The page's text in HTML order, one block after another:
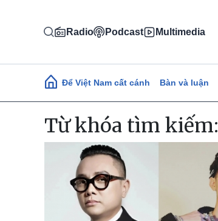
Radio Podcast Multimedia
Main navigation
Để Việt Nam cất cánh Bàn và luận
Từ khóa tìm kiếm: